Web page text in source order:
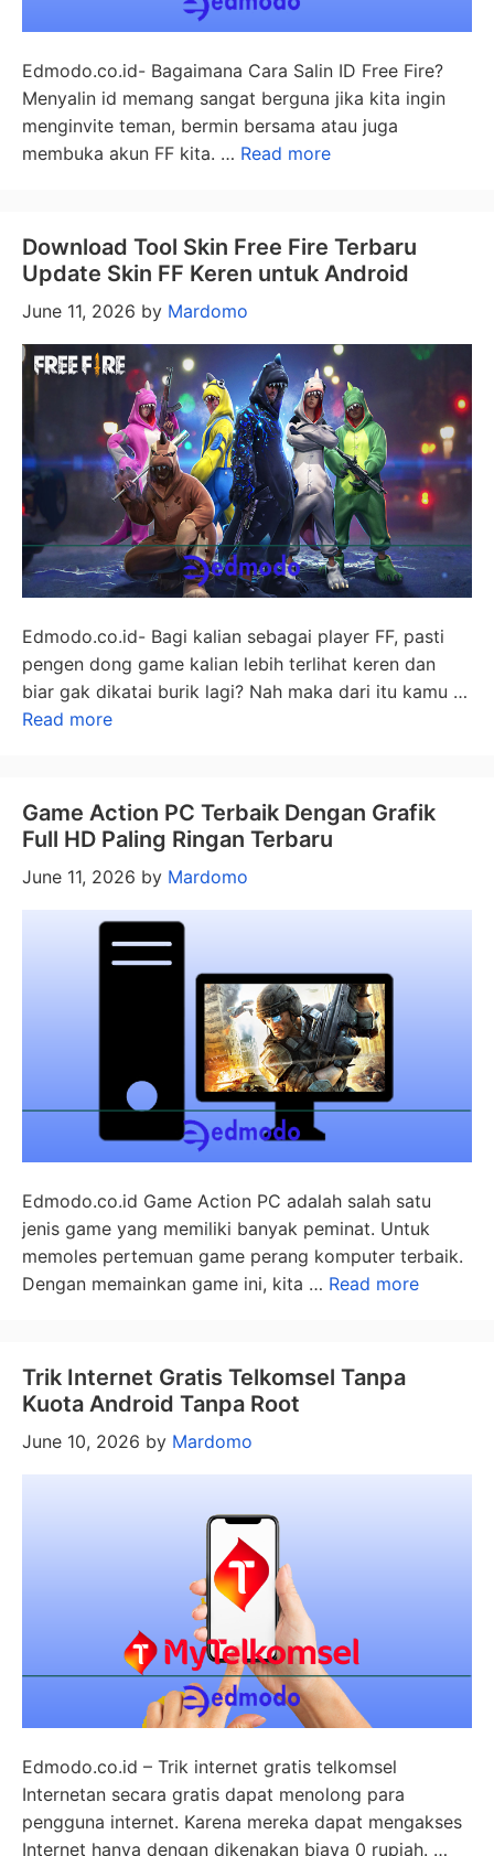
Edmodo.co.id- Bagaimana Cara Salin ID Free Fire?
Menyalin id memang sangat berguna jika kita ingin
menginvite teman, bermin bersama atau juga
membuka akun FF kita. … Read more
Download Tool Skin Free Fire Terbaru
Update Skin FF Keren untuk Android
June 11, 2026 by Mardomo
Edmodo.co.id- Bagi kalian sebagai player FF, pasti
pengen dong game kalian lebih terlihat keren dan
biar gak dikatai burik lagi? Nah maka dari itu kamu …
Read more
Game Action PC Terbaik Dengan Grafik
Full HD Paling Ringan Terbaru
June 11, 2026 by Mardomo
Edmodo.co.id Game Action PC adalah salah satu
jenis game yang memiliki banyak peminat. Untuk
memoles pertemuan game perang komputer terbaik.
Dengan memainkan game ini, kita … Read more
Trik Internet Gratis Telkomsel Tanpa
Kuota Android Tanpa Root
June 10, 2026 by Mardomo
Edmodo.co.id – Trik internet gratis telkomsel
Internetan secara gratis dapat menolong para
pengguna internet. Karena mereka dapat mengakses
Internet hanya dengan dikenakan biaya 0 rupiah. …